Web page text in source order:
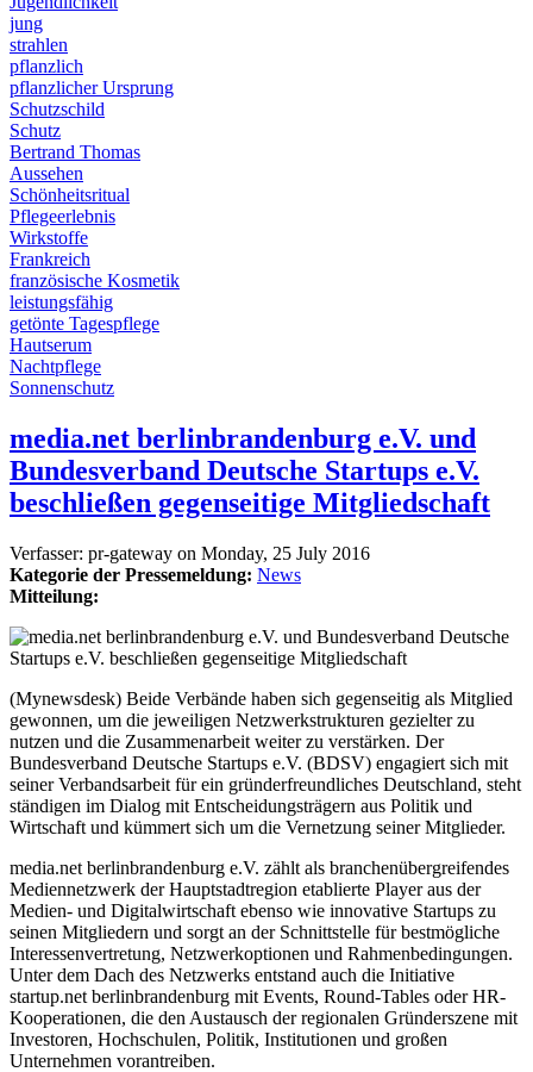
jung
strahlen
pflanzlich
pflanzlicher Ursprung
Schutzschild
Schutz
Bertrand Thomas
Aussehen
Schönheitsritual
Pflegeerlebnis
Wirkstoffe
Frankreich
französische Kosmetik
leistungsfähig
getönte Tagespflege
Hautserum
Nachtpflege
Sonnenschutz
media.net berlinbrandenburg e.V. und
Bundesverband Deutsche Startups e.V.
beschließen gegenseitige Mitgliedschaft
Verfasser: pr-gateway on Monday, 25 July 2016
Kategorie der Pressemeldung: News
Mitteilung:
(Mynewsdesk) Beide Verbände haben sich gegenseitig als Mitglied
gewonnen, um die jeweiligen Netzwerkstrukturen gezielter zu
nutzen und die Zusammenarbeit weiter zu verstärken. Der
Bundesverband Deutsche Startups e.V. (BDSV) engagiert sich mit
seiner Verbandsarbeit für ein gründerfreundliches Deutschland, steht
ständigen im Dialog mit Entscheidungsträgern aus Politik und
Wirtschaft und kümmert sich um die Vernetzung seiner Mitglieder.
media.net berlinbrandenburg e.V. zählt als branchenübergreifendes
Mediennetzwerk der Hauptstadtregion etablierte Player aus der
Medien- und Digitalwirtschaft ebenso wie innovative Startups zu
seinen Mitgliedern und sorgt an der Schnittstelle für bestmögliche
Interessenvertretung, Netzwerkoptionen und Rahmenbedingungen.
Unter dem Dach des Netzwerks entstand auch die Initiative
startup.net berlinbrandenburg mit Events, Round-Tables oder HR-
Kooperationen, die den Austausch der regionalen Gründerszene mit
Investoren, Hochschulen, Politik, Institutionen und großen
Unternehmen vorantreiben.